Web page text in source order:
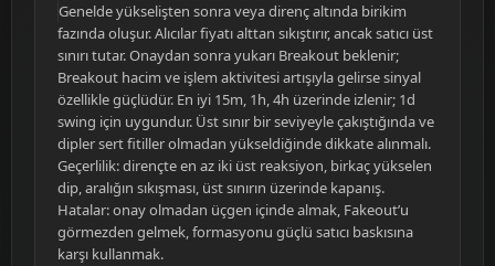
Genelde yükselişten sonra veya direnç altında birikim
fazında oluşur. Alıcılar fiyatı alttan sıkıştırır, ancak satıcı üst
sınırı tutar. Onaydan sonra yukarı Breakout beklenir;
Breakout hacim ve işlem aktivitesi artışıyla gelirse sinyal
özellikle güçlüdür. En iyi 15m, 1h, 4h üzerinde izlenir; 1d
swing için uygundur. Üst sınır bir seviyeyle çakıştığında ve
dipler sert fitiller olmadan yükseldiğinde dikkate alınmalı.
Geçerlilik: dirençte en az iki üst reaksiyon, birkaç yükselen
dip, aralığın sıkışması, üst sınırın üzerinde kapanış.
Hatalar: onay olmadan üçgen içinde almak, Fakeout’u
görmezden gelmek, formasyonu güçlü satıcı baskısına
karşı kullanmak.